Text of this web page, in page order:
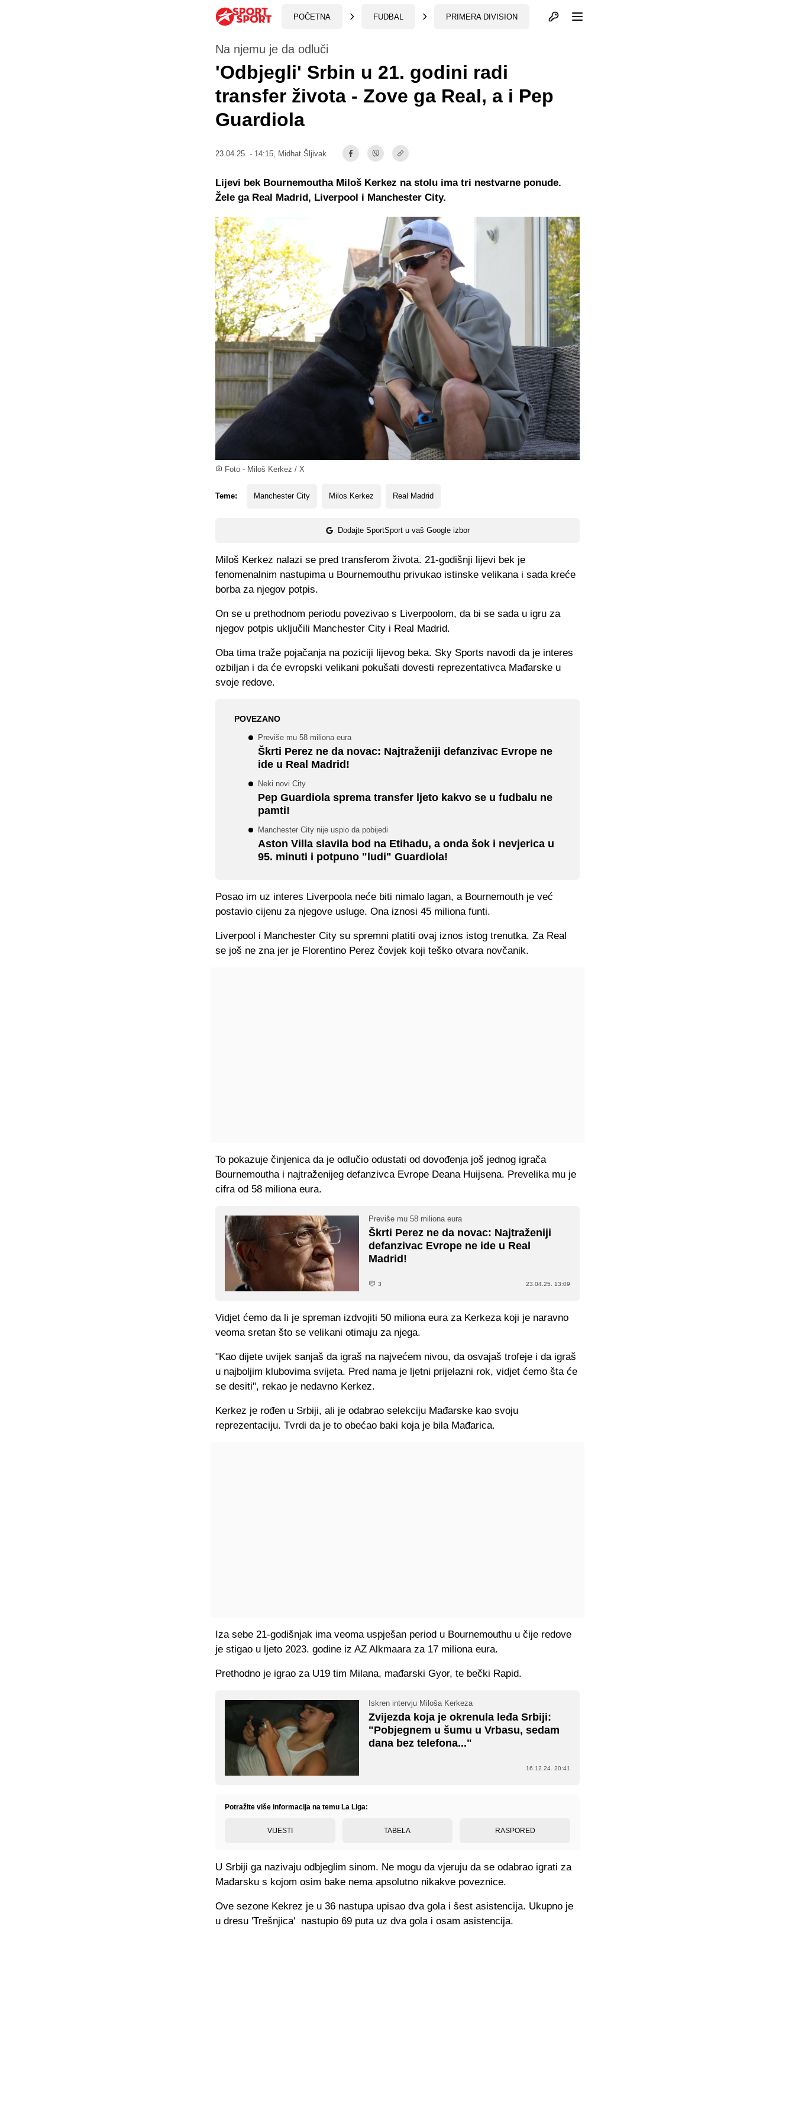
POČETNA FUDBAL PRIMERA DIVISION Otvori profil
Foto - Miloš Kerkez / X
Na njemu je da odluči
'Odbjegli' Srbin u 21. godini radi
transfer života - Zove ga Real, a i Pep
Guardiola
23.04.25. - 14:15, Midhat Šljivak
Teme: Manchester City Milos Kerkez Real Madrid
Dodajte SportSport u vaš Google izbor
Lijevi bek Bournemoutha Miloš Kerkez na stolu ima tri nestvarne ponude.
Žele ga Real Madrid, Liverpool i Manchester City.
Miloš Kerkez nalazi se pred transferom života. 21-godišnji lijevi bek je
fenomenalnim nastupima u Bournemouthu privukao istinske velikana i sada kreće
borba za njegov potpis.
On se u prethodnom periodu povezivao s Liverpoolom, da bi se sada u igru za
njegov potpis uključili Manchester City i Real Madrid.
Oba tima traže pojačanja na poziciji lijevog beka. Sky Sports navodi da je interes
ozbiljan i da će evropski velikani pokušati dovesti reprezentativca Mađarske u
svoje redove.
POVEZANO
Previše mu 58 miliona eura
Škrti Perez ne da novac: Najtraženiji defanzivac Evrope ne
ide u Real Madrid!
Neki novi City
Pep Guardiola sprema transfer ljeto kakvo se u fudbalu ne
pamti!
Manchester City nije uspio da pobijedi
Aston Villa slavila bod na Etihadu, a onda šok i nevjerica u
95. minuti i potpuno "ludi" Guardiola!
Posao im uz interes Liverpoola neće biti nimalo lagan, a Bournemouth je već
postavio cijenu za njegove usluge. Ona iznosi 45 miliona funti.
Liverpool i Manchester City su spremni platiti ovaj iznos istog trenutka. Za Real
se još ne zna jer je Florentino Perez čovjek koji teško otvara novčanik.
To pokazuje činjenica da je odlučio odustati od dovođenja još jednog igrača
Bournemoutha i najtraženijeg defanzivca Evrope Deana Huijsena. Prevelika mu je
cifra od 58 miliona eura.
Previše mu 58 miliona eura
Škrti Perez ne da novac: Najtraženiji
defanzivac Evrope ne ide u Real
Madrid!
3 23.04.25. 13:09
Vidjet ćemo da li je spreman izdvojiti 50 miliona eura za Kerkeza koji je naravno
veoma sretan što se velikani otimaju za njega.
"Kao dijete uvijek sanjaš da igraš na najvećem nivou, da osvajaš trofeje i da igraš
u najboljim klubovima svijeta. Pred nama je ljetni prijelazni rok, vidjet ćemo šta će
se desiti", rekao je nedavno Kerkez.
Kerkez je rođen u Srbiji, ali je odabrao selekciju Mađarske kao svoju
reprezentaciju. Tvrdi da je to obećao baki koja je bila Mađarica.
Iza sebe 21-godišnjak ima veoma uspješan period u Bournemouthu u čije redove
je stigao u ljeto 2023. godine iz AZ Alkmaara za 17 miliona eura.
Prethodno je igrao za U19 tim Milana, mađarski Gyor, te bečki Rapid.
Iskren intervju Miloša Kerkeza
Zvijezda koja je okrenula leđa Srbiji:
"Pobjegnem u šumu u Vrbasu, sedam
dana bez telefona..."
16.12.24. 20:41
Potražite više informacija na temu La Liga:
VIJESTI TABELA RASPORED
U Srbiji ga nazivaju odbjeglim sinom. Ne mogu da vjeruju da se odabrao igrati za
Mađarsku s kojom osim bake nema apsolutno nikakve poveznice.
Ove sezone Kekrez je u 36 nastupa upisao dva gola i šest asistencija. Ukupno je
u dresu 'Trešnjica' nastupio 69 puta uz dva gola i osam asistencija.